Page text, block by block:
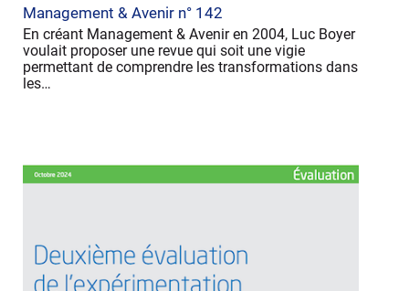
Management & Avenir n° 142
En créant Management & Avenir en 2004, Luc Boyer
voulait proposer une revue qui soit une vigie
permettant de comprendre les transformations dans
les…